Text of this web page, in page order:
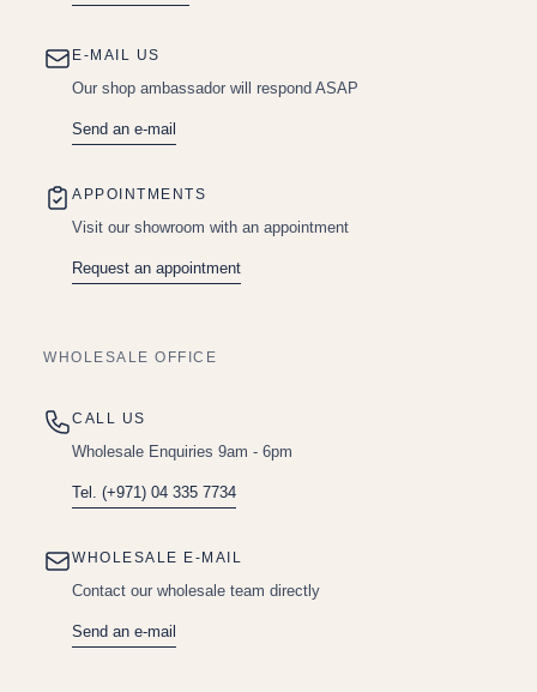
E-MAIL US
Our shop ambassador will respond ASAP
Send an e-mail
APPOINTMENTS
Visit our showroom with an appointment
Request an appointment
WHOLESALE OFFICE
CALL US
Wholesale Enquiries 9am - 6pm
Tel. (+971) 04 335 7734
WHOLESALE E-MAIL
Contact our wholesale team directly
Send an e-mail